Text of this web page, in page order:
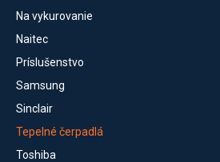
Na vykurovanie
Naitec
Príslušenstvo
Samsung
Sinclair
Tepelné čerpadlá
Toshiba